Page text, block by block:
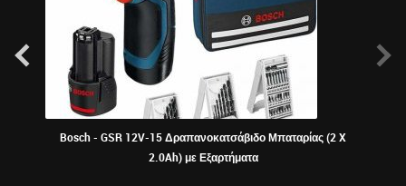
Bosch - GSR 12V-15 Δραπανοκατσάβιδο Μπαταρίας (2 X
2.0Ah) με Εξαρτήματα